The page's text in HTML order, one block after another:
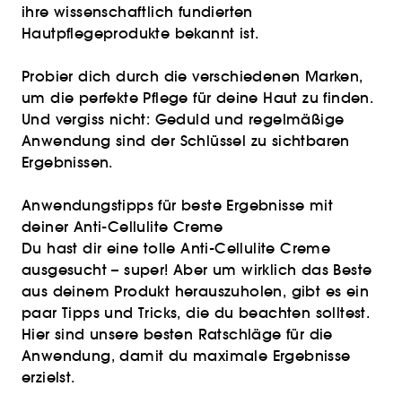
ihre wissenschaftlich fundierten
Hautpflegeprodukte bekannt ist.
Probier dich durch die verschiedenen Marken,
um die perfekte Pflege für deine Haut zu finden.
Und vergiss nicht: Geduld und regelmäßige
Anwendung sind der Schlüssel zu sichtbaren
Ergebnissen.
Anwendungstipps für beste Ergebnisse mit
deiner Anti-Cellulite Creme
Du hast dir eine tolle Anti-Cellulite Creme
ausgesucht – super! Aber um wirklich das Beste
aus deinem Produkt herauszuholen, gibt es ein
paar Tipps und Tricks, die du beachten solltest.
Hier sind unsere besten Ratschläge für die
Anwendung, damit du maximale Ergebnisse
erzielst.